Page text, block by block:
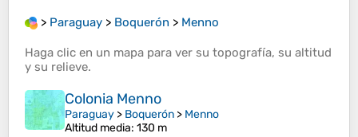
> Paraguay > Boquerón > Menno
Haga clic en un mapa para ver su topografía, su altitud
y su relieve.
Colonia Menno
Paraguay > Boquerón > Menno
Altitud media: 130 m